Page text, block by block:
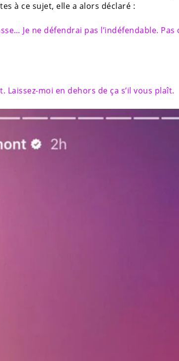
à ce sujet, elle a alors déclaré :
Je ne défendrai pas l’indéfendable.
Laissez-moi en dehors de ça s’il vous plaît.